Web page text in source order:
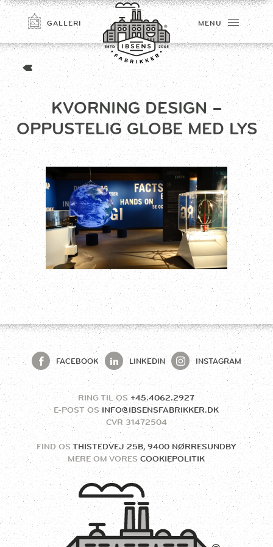
TILMELD
GALLERI MENU
KVORNING DESIGN –
OPPUSTELIG GLOBE MED LYS
FACEBOOK LINKEDIN INSTAGRAM
RING TIL OS +45.4062.2927
E-POST OS INFO@IBSENSFABRIKKER.DK
MERE OM VORES COOKIEPOLITIK
FIND OS THISTEDVEJ 25B, 9400 NØRRESUNDBY
CVR 31472504